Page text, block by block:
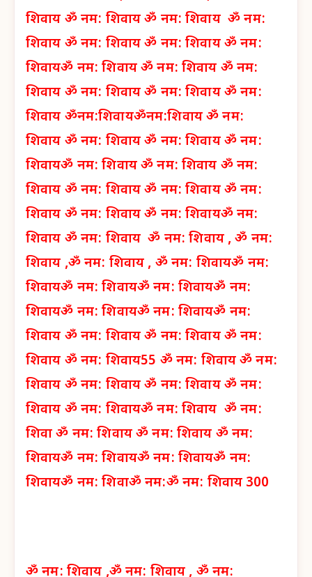
शिवाय ॐ नम: शिवाय ॐ नम: शिवायॐ नम:
शिवाय ॐ नम: शिवाय ॐ नम: शिवायॐ नम:
शिवायॐ नम: शिवायॐ नम: शिवाय ॐ नम:
शिवाय ॐ नम: शिवाय ॐ नम: शिवायॐ नम:
शिवाय ॐनम:शिवायॐनम:शिवायॐ नम:
शिवाय ॐ नम: शिवाय ॐ नम: शिवायॐ नम:
शिवायॐ नम: शिवायॐ नम: शिवाय ॐ नम:
शिवाय ॐ नम: शिवाय ॐ नम: शिवायॐ नम:
शिवाय ॐ नम: शिवाय ॐ नम: शिवायॐ नम:
शिवाय ॐ नम: शिवाय ॐ नम: शिवाय , ॐ नम:
शिवाय ,ॐ नम: शिवाय , ॐ नम: शिवायॐ नम:
शिवायॐ नम: शिवायॐ नम: शिवायॐ नम:
शिवायॐ नम: शिवायॐ नम: शिवायॐ नम:
शिवाय ॐ नम: शिवाय ॐ नम: शिवायॐ नम:
शिवाय ॐ नम: शिवाय55 ॐ नम: शिवाय ॐ नम:
शिवाय ॐ नम: शिवाय ॐ नम: शिवायॐ नम:
शिवाय ॐ नम: शिवायॐ नम: शिवाय ॐ नम:
शिवा ॐ नम: शिवायॐ नम: शिवाय ॐ नम:
शिवायॐ नम: शिवायॐ नम: शिवायॐ नम:
शिवायॐ नम: शिवाॐ नम:ॐ नम: शिवाय 300
ॐ नम: शिवाय ,ॐ नम: शिवाय , ॐ नम: